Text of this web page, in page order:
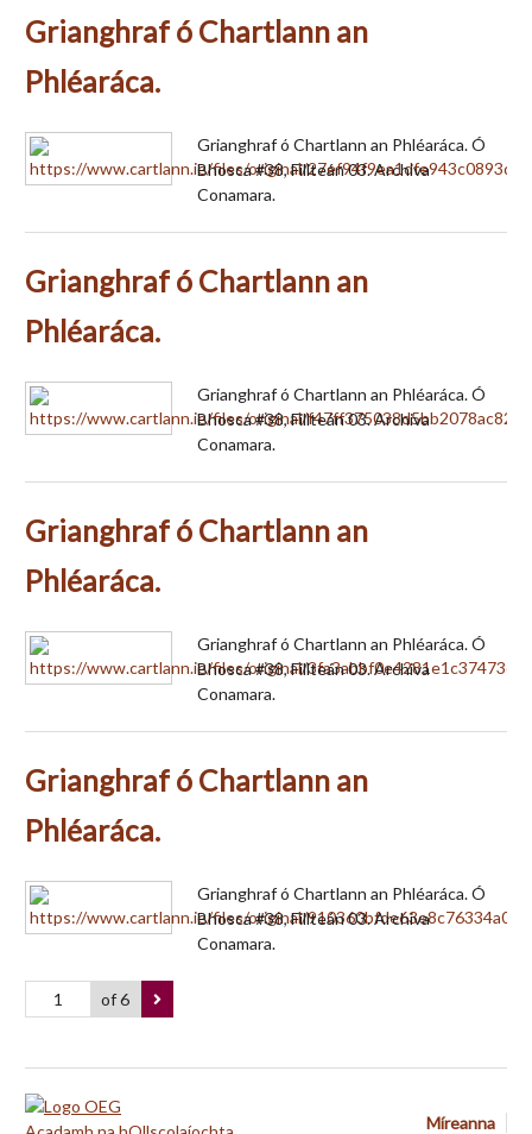
Grianghraf ó Chartlann an
Phléaráca.
Grianghraf ó Chartlann an Phléaráca. Ó
Bhosca #38, Fillteán 03. Archiva
Conamara.
Grianghraf ó Chartlann an
Phléaráca.
Grianghraf ó Chartlann an Phléaráca. Ó
Bhosca #38, Fillteán 03. Archiva
Conamara.
Grianghraf ó Chartlann an
Phléaráca.
Grianghraf ó Chartlann an Phléaráca. Ó
Bhosca #38, Fillteán 03. Archiva
Conamara.
Grianghraf ó Chartlann an
Phléaráca.
Grianghraf ó Chartlann an Phléaráca. Ó
Bhosca #38, Fillteán 03. Archiva
Conamara.
of 6
Míreanna